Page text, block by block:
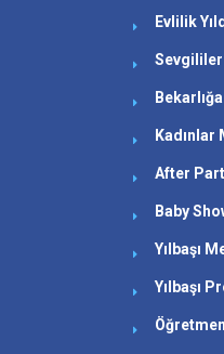
Evlilik
Sevgililer
Kadınlar
After
Baby
Yılbaşı
Yılbaşı